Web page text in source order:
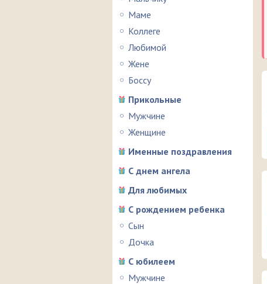
Маме
Коллеге
Любимой
Жене
Боссу
Прикольные
Мужчине
Женщине
Именные поздравления
С днем ангела
Для любимых
С рождением ребенка
Сын
Дочка
С юбилеем
Мужчине